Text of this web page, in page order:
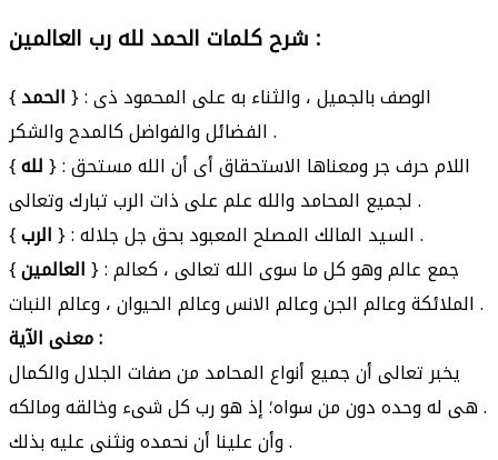
شرح كلمات الحمد لله رب العالمين :
{الحمد} : الوصف بالجميل ، والثناء به على المحمود ذى
الفضائل والفواضل كالمدح والشكر .
{لله} : اللام حرف جر ومعناها الاستحقاق أى أن الله مستحق
لجميع المحامد والله علم على ذات الرب تبارك وتعالى .
{الرب
} : السيد المالك المصلح المعبود بحق جل جلاله .
{العالمين} : جمع عالم وهو كل ما سوى الله تعالى ، كعالم
الملائكة وعالم الجن وعالم الانس وعالم الحيوان ، وعالم النبات .
معنى الآية :
يخبر تعالى أن جميع أنواع المحامد من صفات الجلال والكمال
هى له وحده دون من سواه؛ إذ هو رب كل شىء وخالقه ومالكه .
وأن علينا أن نحمده ونثنى عليه بذلك .